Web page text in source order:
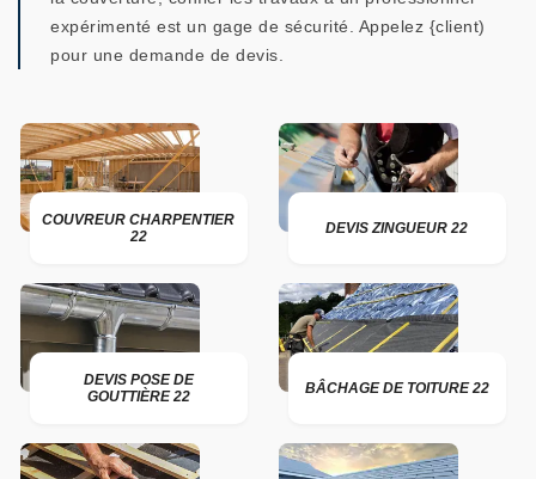
expérimenté est un gage de sécurité. Appelez {client)
pour une demande de devis.
COUVREUR CHARPENTIER
22
DEVIS ZINGUEUR 22
DEVIS POSE DE
GOUTTIÈRE 22
BÂCHAGE DE TOITURE 22